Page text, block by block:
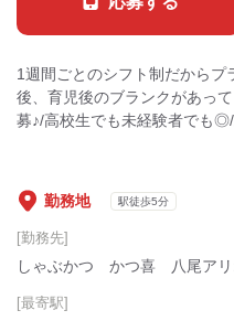
1週間ごとのシフト制だから
後、育児後のブランクがあっ
募♪/高校生でも未経験者でも
勤務地 駅徒歩5分
[勤務先]
しゃぶかつ かつ喜 八尾アリ
[最寄駅]